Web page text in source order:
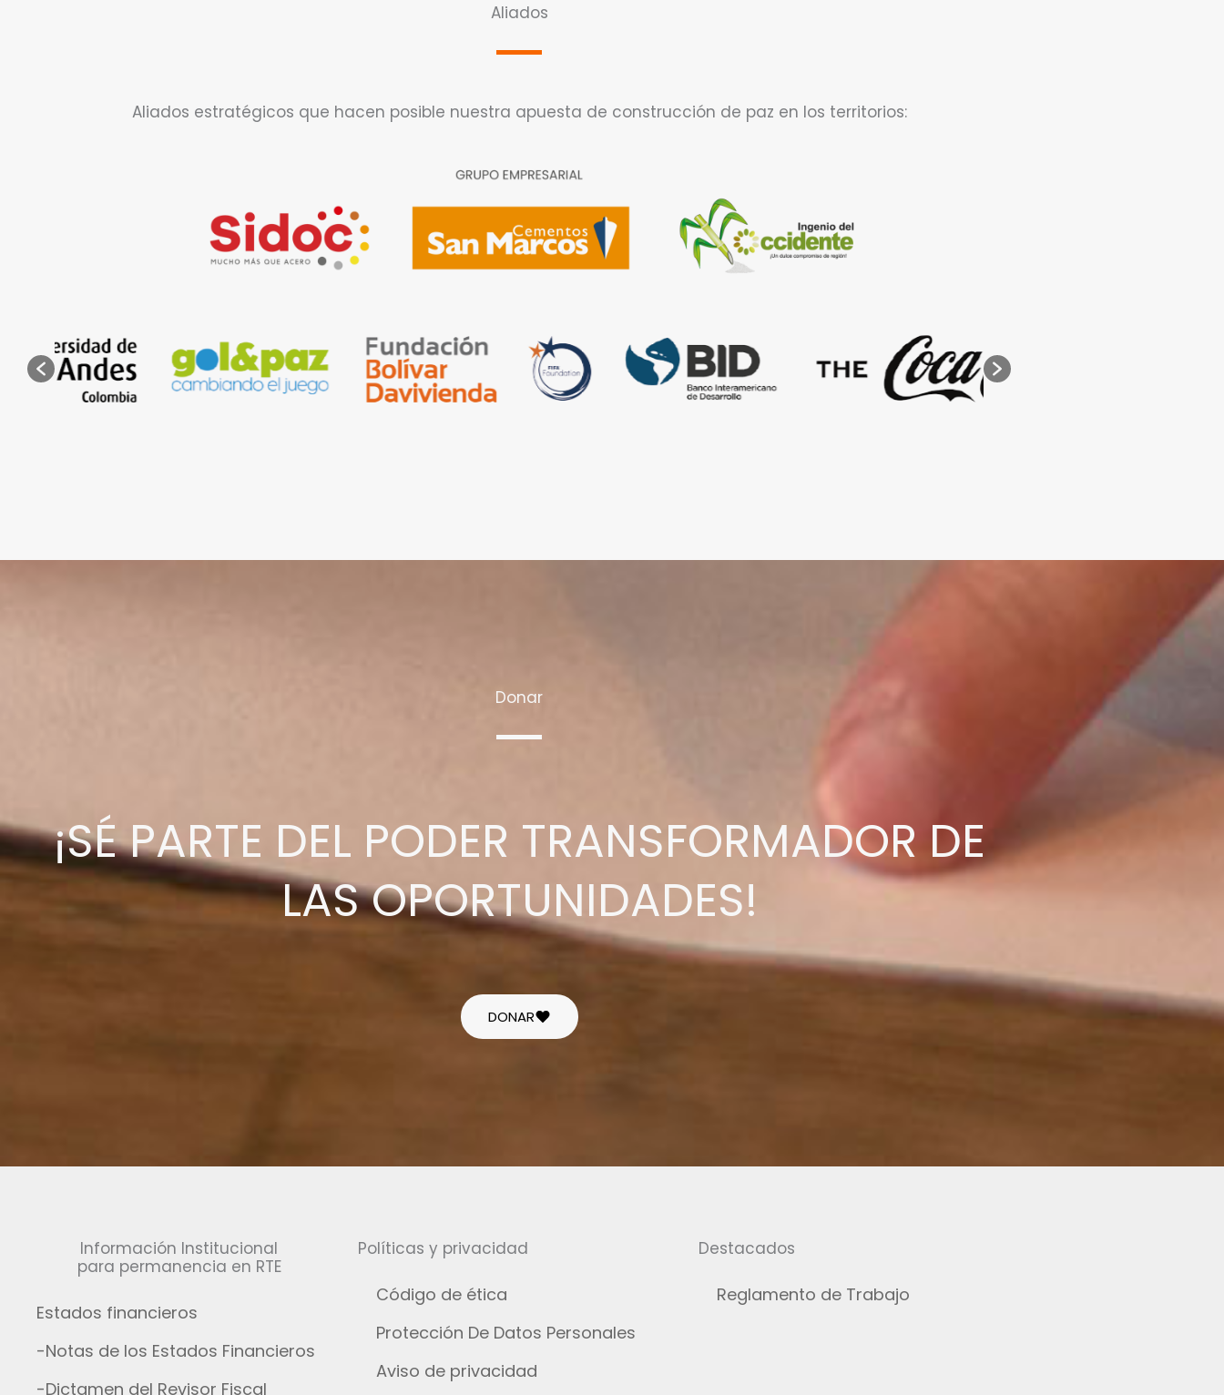
Aliados
Aliados estratégicos que hacen posible nuestra apuesta de construcción de paz en los territorios:
Donar
¡SÉ PARTE DEL PODER TRANSFORMADOR DE
LAS OPORTUNIDADES!
DONAR
Información Institucional
para permanencia en RTE
Estados financieros
-Notas de los Estados Financieros
-Dictamen del Revisor Fiscal
Políticas y privacidad
Código de ética
Protección De Datos Personales
Aviso de privacidad
Destacados
Reglamento de Trabajo